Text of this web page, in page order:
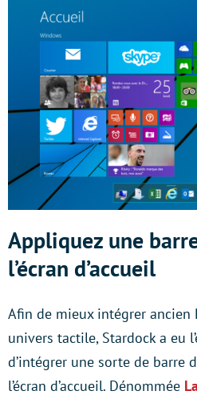
Appliquez une
l’écran d’accueil
Afin de mieux intégrer ancien
univers tactile, Stardock a eu
d’intégrer une sorte de barre
l’écran d’accueil. Dénommée